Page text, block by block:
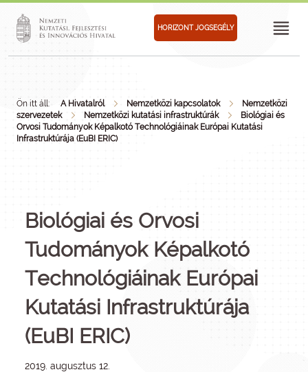
HORIZONT JOGSEGÉLY
Ön itt áll: A Hivatalról Nemzetközi kapcsolatok
Nemzetközi
szervezetek
Nemzetközi kutatási infrastruktúrák
Biológiai és
Orvosi Tudományok Képalkotó Technológiáinak Európai Kutatási
Infrastruktúrája (EuBI ERIC)
Biológiai és Orvosi
Tudományok Képalkotó
Technológiáinak Európai
Kutatási Infrastruktúrája
(EuBI ERIC)
2019. augusztus 12.